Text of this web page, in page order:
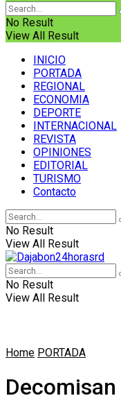
No Result
View All Result
INICIO
PORTADA
REGIONAL
ECONOMIA
DEPORTE
INTERNACIONAL
REVISTA
OPINIONES
EDITORIAL
TURISMO
Contacto
No Result
View All Result
No Result
View All Result
Home PORTADA